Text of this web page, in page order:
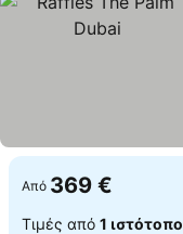
Από 369 €
Τιμές από 1 ιστότοπο